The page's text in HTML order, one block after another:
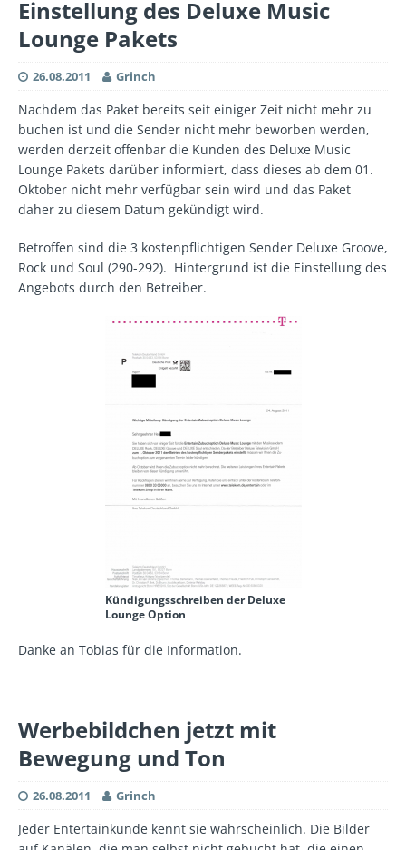
Einstellung des Deluxe Music
Lounge Pakets
26.08.2011 Grinch
Nachdem das Paket bereits seit einiger Zeit nicht mehr zu
buchen ist und die Sender nicht mehr beworben werden,
werden derzeit offenbar die Kunden des Deluxe Music
Lounge Pakets darüber informiert, dass dieses ab dem 01.
Oktober nicht mehr verfügbar sein wird und das Paket
daher zu diesem Datum gekündigt wird.
Betroffen sind die 3 kostenpflichtigen Sender Deluxe Groove,
Rock und Soul (290-292). Hintergrund ist die Einstellung des
Angebots durch den Betreiber.
Kündigungsschreiben der Deluxe
Lounge Option
Danke an Tobias für die Information.
Werbebildchen jetzt mit
Bewegung und Ton
26.08.2011 Grinch
Jeder Entertainkunde kennt sie wahrscheinlich. Die Bilder